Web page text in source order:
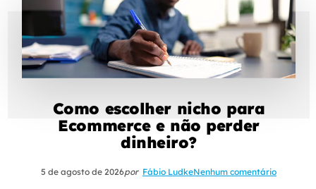
Como escolher nicho para
Ecommerce e não perder
dinheiro?
5 de agosto de 2026por Fábio LudkeNenhum comentário